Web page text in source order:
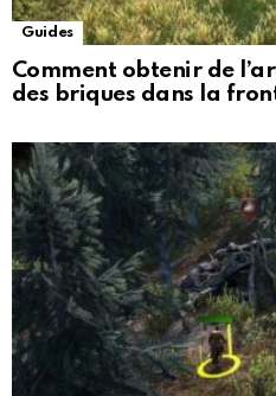
Guides
Comment obtenir de
des briques dans la